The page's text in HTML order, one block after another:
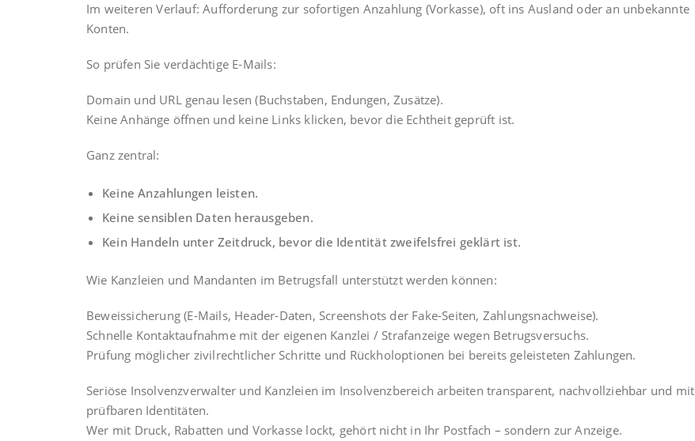
Im weiteren Verlauf: Aufforderung zur sofortigen Anzahlung (Vorkasse), oft ins Ausland oder an unbekannte
Konten.
So prüfen Sie verdächtige E-Mails:
Domain und URL genau lesen (Buchstaben, Endungen, Zusätze).
Keine Anhänge öffnen und keine Links klicken, bevor die Echtheit geprüft ist.
Ganz zentral:
Keine Anzahlungen leisten.
Keine sensiblen Daten herausgeben.
Kein Handeln unter Zeitdruck, bevor die Identität zweifelsfrei geklärt ist.
Wie Kanzleien und Mandanten im Betrugsfall unterstützt werden können:
Beweissicherung (E-Mails, Header-Daten, Screenshots der Fake-Seiten, Zahlungsnachweise).
Schnelle Kontaktaufnahme mit der eigenen Kanzlei / Strafanzeige wegen Betrugsversuchs.
Prüfung möglicher zivilrechtlicher Schritte und Rückholoptionen bei bereits geleisteten Zahlungen.
Seriöse Insolvenzverwalter und Kanzleien im Insolvenzbereich arbeiten transparent, nachvollziehbar und mit
prüfbaren Identitäten.
Wer mit Druck, Rabatten und Vorkasse lockt, gehört nicht in Ihr Postfach – sondern zur Anzeige.